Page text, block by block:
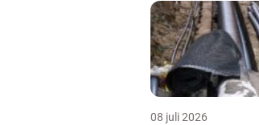
08 juli 2026